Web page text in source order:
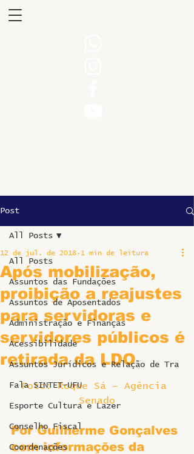
Post
All Posts
Assuntos das Fundações
Assuntos de Aposentados
Administração e Finanças
Acessibilidade
Assuntos Jurídicos e Relação de Tra
Fala SINTET-UFU
Esporte Cultura e Lazer
Conselho Fiscal
Coordenações
All Posts
Após mobilização,
proibição a reajustes
para servidoras e
servidores públicos é
retirada da LDO
12 de jul. de 2018 1 min de leitura
Foto: Roque Sá – Agência
Senado
Por Guilherme Gonçalves
com informações da